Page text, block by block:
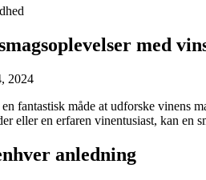
med
2024
en fantastisk måde at udforske vinens
eller en erfaren vinentusiast, kan en
anledning